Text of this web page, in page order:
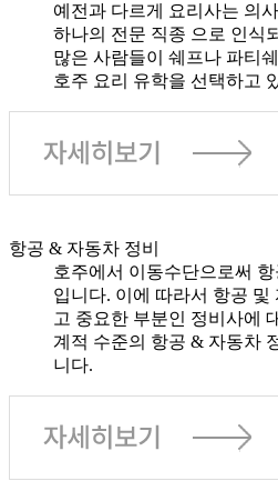
예전과 다르게 요리사는 의
하나의 전문 직종 으로 인식
많은 사람들이 쉐프나 파티
호주 요리 유학을 선택하고
항공 & 자동차 정비
호주에서 이동수단으로써
입니다. 이에 따라서 항공 및
고 중요한 부분인 정비사에
계적 수준의 항공 & 자동차
니다.